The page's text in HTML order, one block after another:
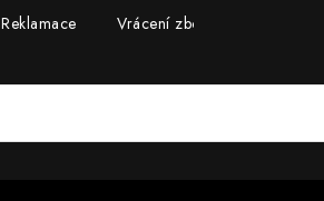
Reklamace Vrácení zboží